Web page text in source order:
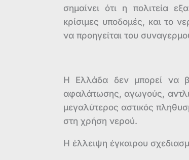
σημαίνει ότι η πολιτεία
κρίσιμες υποδομές, και το
να προηγείται του
Η Ελλάδα δεν μπορεί να
αφαλάτωσης, αγωγούς,
μεγαλύτερος αστικός
στη χρήση νερού.
Η έλλειψη έγκαιρου